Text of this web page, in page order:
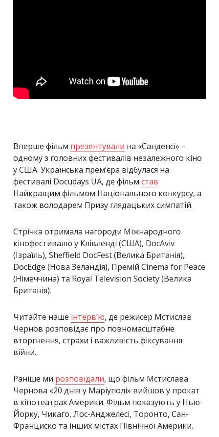
Вперше фільм презентували на «Санденсі» –
одному з головних фестивалів незалежного кіно
у США. Українська прем’єра відбулася на
фестивалі Docudays UA, де фільм став
Найкращим фільмом Національного конкурсу, а
також володарем Призу глядацьких симпатій.
Стрічка отримала нагороди Міжнародного
кінофестивалю у Клівленді (США), DocAviv
(Ізраїль), Sheffield DocFest (Велика Британія),
DocEdge (Нова Зеландія), Премій Cinema for Peace
(Німеччина) та Royal Television Society (Велика
Британія).
Читайте наше інтерв’ю, де режисер Мстислав
Чернов розповідає про повномасштабне
вторгнення, страхи і важливість фіксування
війни.
Раніше ми розповідали, що фільм Мстислава
Чернова «20 днів у Маріуполі» вийшов у прокат
в кінотеатрах Америки. Фільм показують у Нью-
Йорку, Чикаго, Лос-Анджелесі, Торонто, Сан-
Франциско та інших містах Північної Америки.